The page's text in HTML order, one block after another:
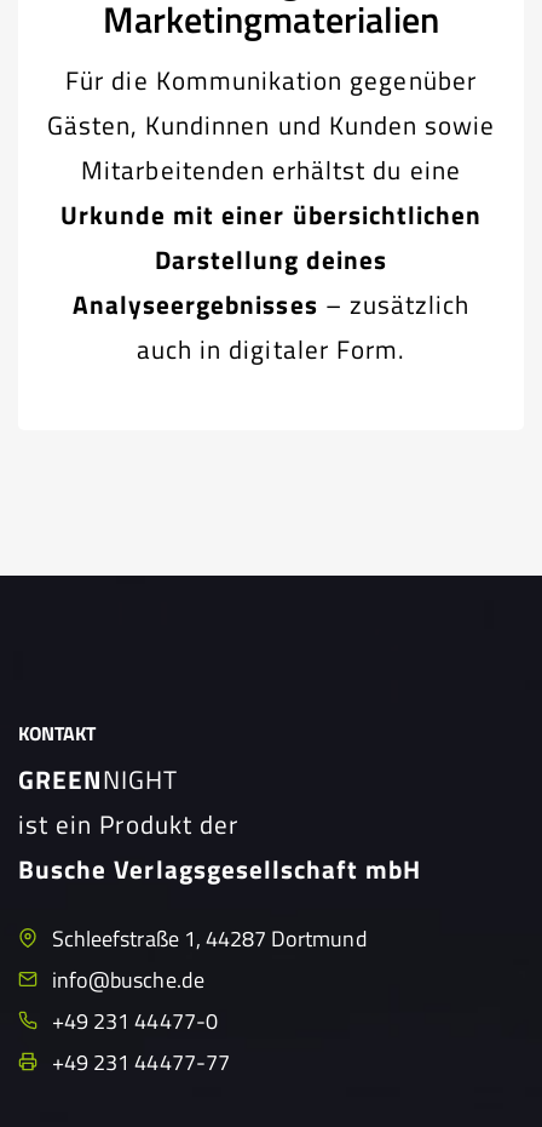
Marketingmaterialien
Für die Kommunikation gegenüber
Gästen, Kundinnen und Kunden sowie
Mitarbeitenden erhältst du eine
Urkunde mit einer übersichtlichen
Darstellung deines
Analyseergebnisses – zusätzlich
auch in digitaler Form.
KONTAKT
GREENNIGHT
ist ein Produkt der
Busche Verlagsgesellschaft mbH
Schleefstraße 1, 44287 Dortmund
info@busche.de
+49 231 44477-0
+49 231 44477-77